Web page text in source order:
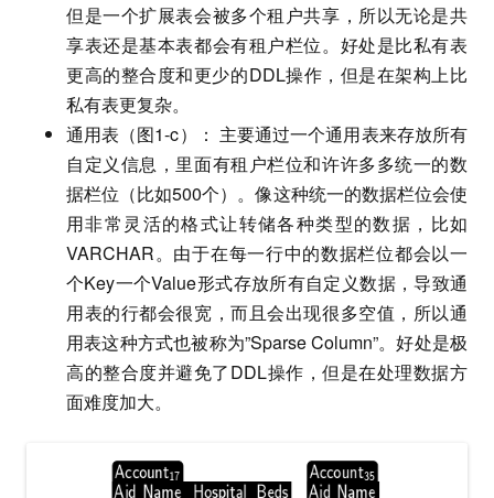
但是一个扩展表会被多个租户共享，所以无论是共
享表还是基本表都会有租户栏位。好处是比私有表
更高的整合度和更少的DDL操作，但是在架构上比
私有表更复杂。
通用表（图1-c）： 主要通过一个通用表来存放所有
自定义信息，里面有租户栏位和许许多多统一的数
据栏位（比如500个）。像这种统一的数据栏位会使
用非常灵活的格式让转储各种类型的数据，比如
VARCHAR。由于在每一行中的数据栏位都会以一
个Key一个Value形式存放所有自定义数据，导致通
用表的行都会很宽，而且会出现很多空值，所以通
用表这种方式也被称为”Sparse Column”。好处是极
高的整合度并避免了DDL操作，但是在处理数据方
面难度加大。